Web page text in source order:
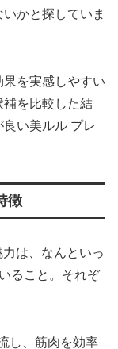
かと探していま
を実感しやすい
補を比較した結
い美ルル プレ
徴
は、なんといっ
ること。それぞ
し、筋肉を効率